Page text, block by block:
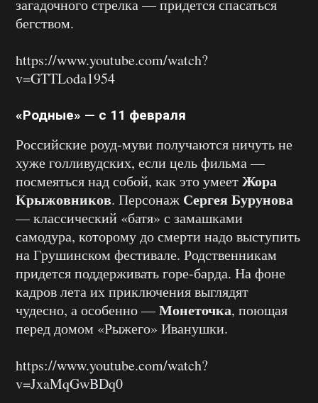
загадочного стрелка — придется спасаться
бегством.
https://www.youtube.com/watch?
v=GTTLoda1954
«Родные» — с 11 февраля
Российские роуд-муви получаются ничуть не
хуже голливудских, если цель фильма —
посмеяться над собой, как это умеетЖора
Крыжовников. Персонаж Сергея Бурунова
— классический «батя» с замашками
самодура, которому до смерти надо выступить
на Грушинском фестивале. Родственникам
придется поддерживать горе-барда. На фоне
кадров лета их приключения выглядят
чудесно, а особенно —Монеточка, поющая
перед домом «Рыжего» Иванушки.
https://www.youtube.com/watch?
v=JxaMqGwBDq0